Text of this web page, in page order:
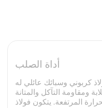
أداة الصلب
كربوني وسبائك عائلي له
ومقاومة التآكل والمتانة
المرتفعة. يتكون فولاذ